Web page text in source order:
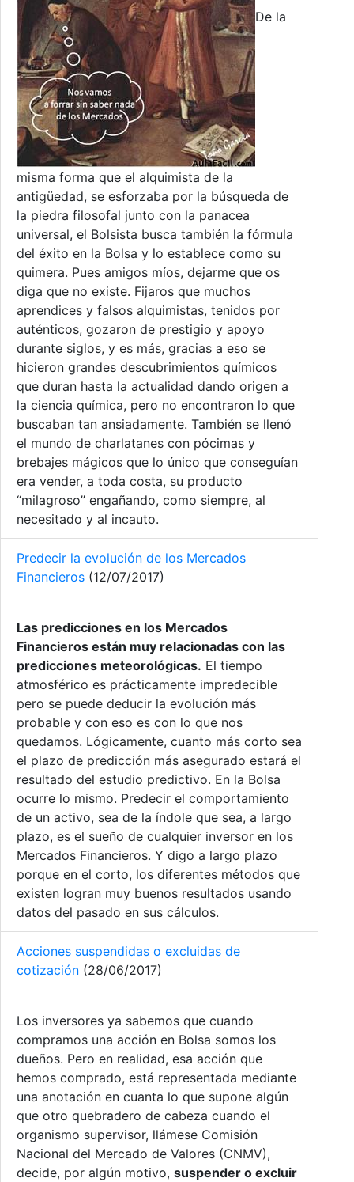
De la
misma forma que el alquimista de la
antigüedad, se esforzaba por la búsqueda de
la piedra filosofal junto con la panacea
universal, el Bolsista busca también la fórmula
del éxito en la Bolsa y lo establece como su
quimera. Pues amigos míos, dejarme que os
diga que no existe. Fijaros que muchos
aprendices y falsos alquimistas, tenidos por
auténticos, gozaron de prestigio y apoyo
durante siglos, y es más, gracias a eso se
hicieron grandes descubrimientos químicos
que duran hasta la actualidad dando origen a
la ciencia química, pero no encontraron lo que
buscaban tan ansiadamente. También se llenó
el mundo de charlatanes con pócimas y
brebajes mágicos que lo único que conseguían
era vender, a toda costa, su producto
“milagroso” engañando, como siempre, al
necesitado y al incauto.
Predecir la evolución de los Mercados
Financieros (12/07/2017)
Las predicciones en los Mercados
Financieros están muy relacionadas con las
predicciones meteorológicas. El tiempo
atmosférico es prácticamente impredecible
pero se puede deducir la evolución más
probable y con eso es con lo que nos
quedamos. Lógicamente, cuanto más corto sea
el plazo de predicción más asegurado estará el
resultado del estudio predictivo. En la Bolsa
ocurre lo mismo. Predecir el comportamiento
de un activo, sea de la índole que sea, a largo
plazo, es el sueño de cualquier inversor en los
Mercados Financieros. Y digo a largo plazo
porque en el corto, los diferentes métodos que
existen logran muy buenos resultados usando
datos del pasado en sus cálculos.
Acciones suspendidas o excluidas de
cotización (28/06/2017)
Los inversores ya sabemos que cuando
compramos una acción en Bolsa somos los
dueños. Pero en realidad, esa acción que
hemos comprado, está representada mediante
una anotación en cuanta lo que supone algún
que otro quebradero de cabeza cuando el
organismo supervisor, llámese Comisión
Nacional del Mercado de Valores (CNMV),
decide, por algún motivo, suspender o excluir